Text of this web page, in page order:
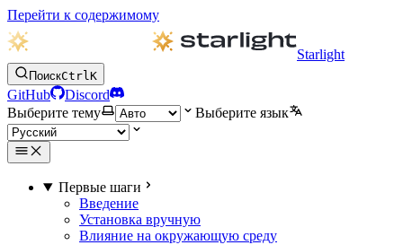
Перейти к содержимому
Starlight
ПоискCtrlK
GitHub
Discord
Выберите тему
Выберите язык
Первые шаги
Введение
Установка вручную
Влияние на окружающую среду